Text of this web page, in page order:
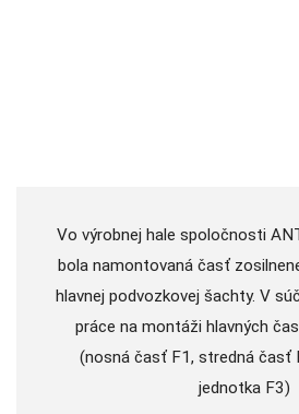
Vo výrobnej hale spoločnosti
bola namontovaná časť
hlavnej podvozkovej šachty. V
práce na montáži hlavných
(nosná časť F1, stredná časť
jednotka F3)